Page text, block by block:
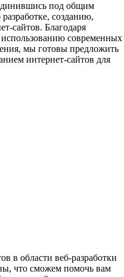
под общим
созданию,
сайтов. Благодаря
современных
мы готовы предложить
интернет-сайтов для
в области веб-разработки
что сможем помочь вам